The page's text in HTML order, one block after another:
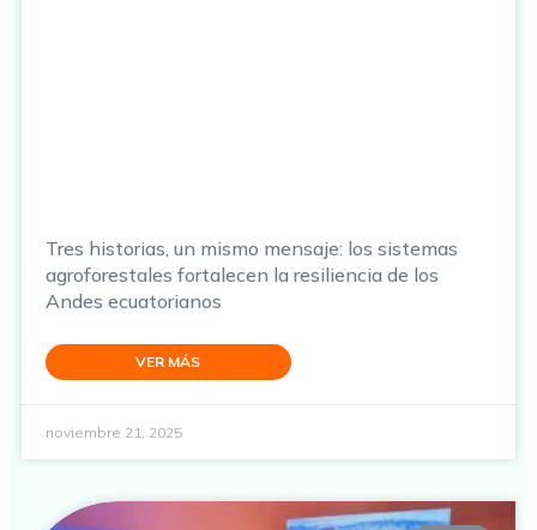
Tres historias, un mismo mensaje: los sistemas
agroforestales fortalecen la resiliencia de los
Andes ecuatorianos
VER MÁS
noviembre 21, 2025